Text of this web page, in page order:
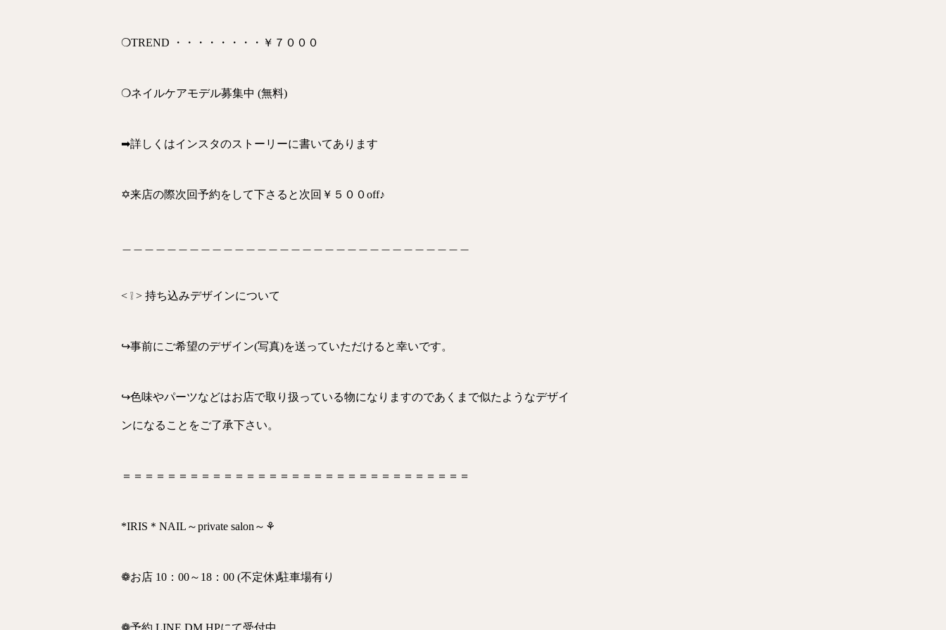
❍TREND ・・・・・・・・￥７０００
❍ネイルケアモデル募集中 (無料)
➡詳しくはインスタのストーリーに書いてあります
✡来店の際次回予約をして下さると次回￥５００off♪
< ❕ > 持ち込みデザインについて
↪事前にご希望のデザイン(写真)を送っていただけると幸いです。
↪色味やパーツなどはお店で取り扱っている物になりますのであくまで似たようなデザイ
ンになることをご了承下さい。
＝＝＝＝＝＝＝＝＝＝＝＝＝＝＝＝＝＝＝＝＝＝＝＝＝＝＝＝＝＝＝
*IRIS＊NAIL～private salon～⚘
❁お店 10：00～18：00 (不定休)駐車場有り
❁予約 LINE.DM.HPにて受付中